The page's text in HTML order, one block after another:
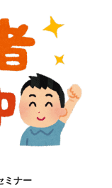
ミナー